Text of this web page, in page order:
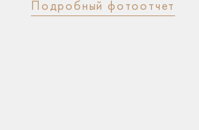
Подробный фотоотчет